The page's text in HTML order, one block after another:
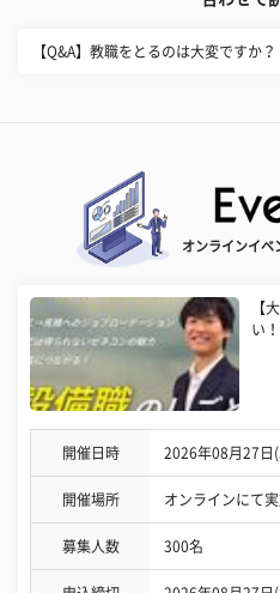
【Q&A】教職をとるのは大変ですか？
オンラインイベ
【
い
開催日時 2026年08月27日
開催場所 オンラインにて
募集人数 300名